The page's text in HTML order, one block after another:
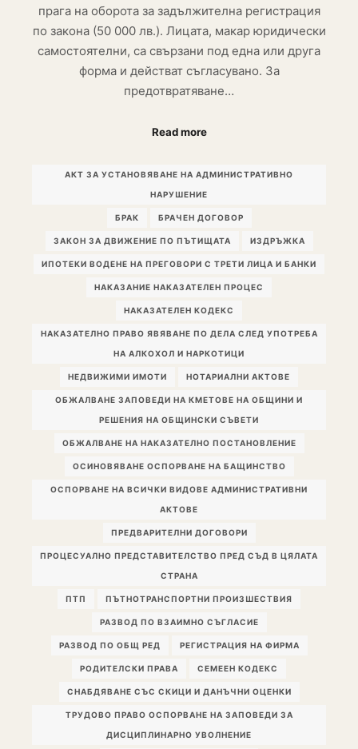
прага на оборота за задължителна регистрация
по закона (50 000 лв.). Лицата, макар юридически
самостоятелни, са свързани под една или друга
форма и действат съгласувано. За
предотвратяване…
Read more
АКТ ЗА УСТАНОВЯВАНЕ НА АДМИНИСТРАТИВНО
НАРУШЕНИЕ
БРАК БРАЧЕН ДОГОВОР
ЗАКОН ЗА ДВИЖЕНИЕ ПО ПЪТИЩАТА ИЗДРЪЖКА
ИПОТЕКИ ВОДЕНЕ НА ПРЕГОВОРИ С ТРЕТИ ЛИЦА И БАНКИ
НАКАЗАНИЕ НАКАЗАТЕЛЕН ПРОЦЕС
НАКАЗАТЕЛЕН КОДЕКС
НАКАЗАТЕЛНО ПРАВО ЯВЯВАНЕ ПО ДЕЛА СЛЕД УПОТРЕБА
НА АЛКОХОЛ И НАРКОТИЦИ
НЕДВИЖИМИ ИМОТИ НОТАРИАЛНИ АКТОВЕ
ОБЖАЛВАНЕ ЗАПОВЕДИ НА КМЕТОВЕ НА ОБЩИНИ И
РЕШЕНИЯ НА ОБЩИНСКИ СЪВЕТИ
ОБЖАЛВАНЕ НА НАКАЗАТЕЛНО ПОСТАНОВЛЕНИЕ
ОСИНОВЯВАНЕ ОСПОРВАНЕ НА БАЩИНСТВО
ОСПОРВАНЕ НА ВСИЧКИ ВИДОВЕ АДМИНИСТРАТИВНИ
АКТОВЕ
ПРЕДВАРИТЕЛНИ ДОГОВОРИ
ПРОЦЕСУАЛНО ПРЕДСТАВИТЕЛСТВО ПРЕД СЪД В ЦЯЛАТА
СТРАНА
ПТП ПЪТНОТРАНСПОРТНИ ПРОИЗШЕСТВИЯ
РАЗВОД ПО ВЗАИМНО СЪГЛАСИЕ
РАЗВОД ПО ОБЩ РЕД РЕГИСТРАЦИЯ НА ФИРМА
РОДИТЕЛСКИ ПРАВА СЕМЕЕН КОДЕКС
СНАБДЯВАНЕ СЪС СКИЦИ И ДАНЪЧНИ ОЦЕНКИ
ТРУДОВО ПРАВО ОСПОРВАНЕ НА ЗАПОВЕДИ ЗА
ДИСЦИПЛИНАРНО УВОЛНЕНИЕ